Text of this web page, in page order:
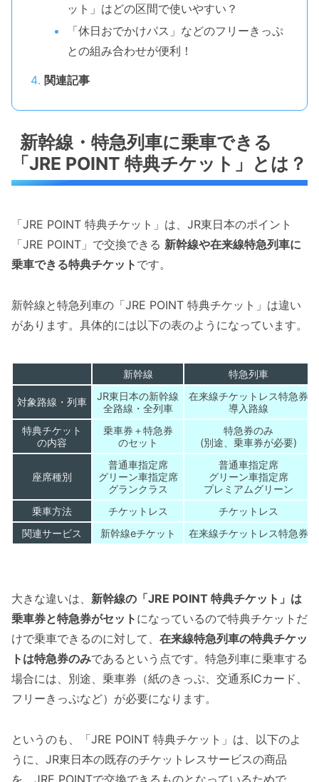
ット」はどの区間で使いやすい？
「休日おでかけパス」などのフリーきっぷ
との組み合わせが便利！
関連記事
新幹線・特急列車に乗車できる
「JRE POINT 特典チケット」とは？
「JRE POINT 特典チケット」は、JR東日本のポイント
「JRE POINT」で交換できる 新幹線や在来線特急列車に
乗車できる特典チケット です。
新幹線と特急列車の「JRE POINT 特典チケット」は違い
があります。具体的には以下の表のようになっています。
新幹線 特急列車
対象路線・列車
JR東日本の新幹線
全路線・全列車
在来線チケットレス特急券
導入路線
特典チケット
の内容
乗車券＋特急券
のセット
特急券のみ
(別途、乗車券が必要)
座席種別
普通車指定席
グリーン車指定席
グランクラス
普通車指定席
グリーン車指定席
プレミアムグリーン
乗車方法
チケットレス
チケットレス
関連サービス
新幹線eチケット 在来線チケットレス特急券
大きな違いは、 新幹線の「JRE POINT 特典チケット」は
乗車券と特急券がセット になっているので特典チケットだ
けで乗車できるのに対して、 在来線特急列車の特典チケッ
トは特急券のみであるという点です。特急列車に乗車する
場合には、別途、乗車券（紙のきっぷ、交通系ICカード、
フリーきっぷなど）が必要になります。
というのも、「JRE POINT 特典チケット」は、以下のよ
うに、JR東日本の既存のチケットレスサービスの商品